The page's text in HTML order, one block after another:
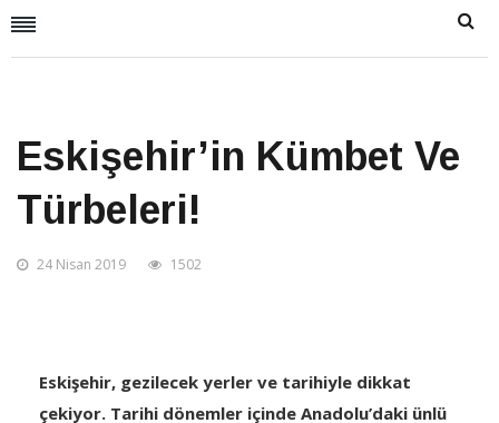
Eskişehir’in Kümbet Ve
Türbeleri!
24 Nisan 2019 1502
Eskişehir, gezilecek yerler ve tarihiyle dikkat
çekiyor. Tarihi dönemler içinde Anadolu’daki ünlü